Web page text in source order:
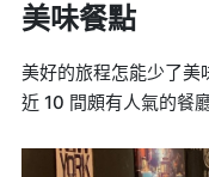
美味餐點
美好的旅程怎能少了美
近 10 間頗有人氣的餐